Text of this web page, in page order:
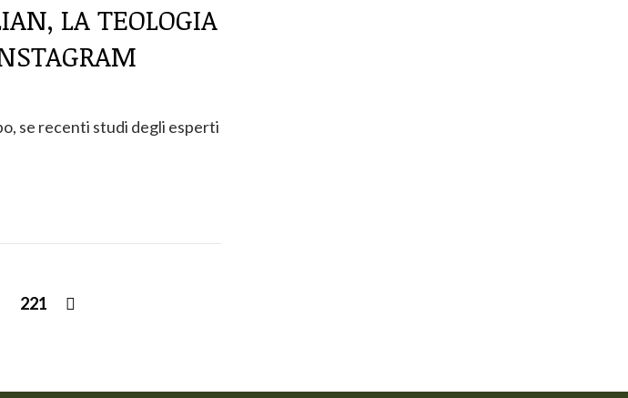
LA TEOLOGIA
se recenti studi degli esperti
221